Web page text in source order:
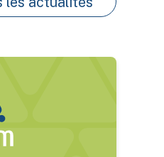
lourds
lourds : 6 pratiques